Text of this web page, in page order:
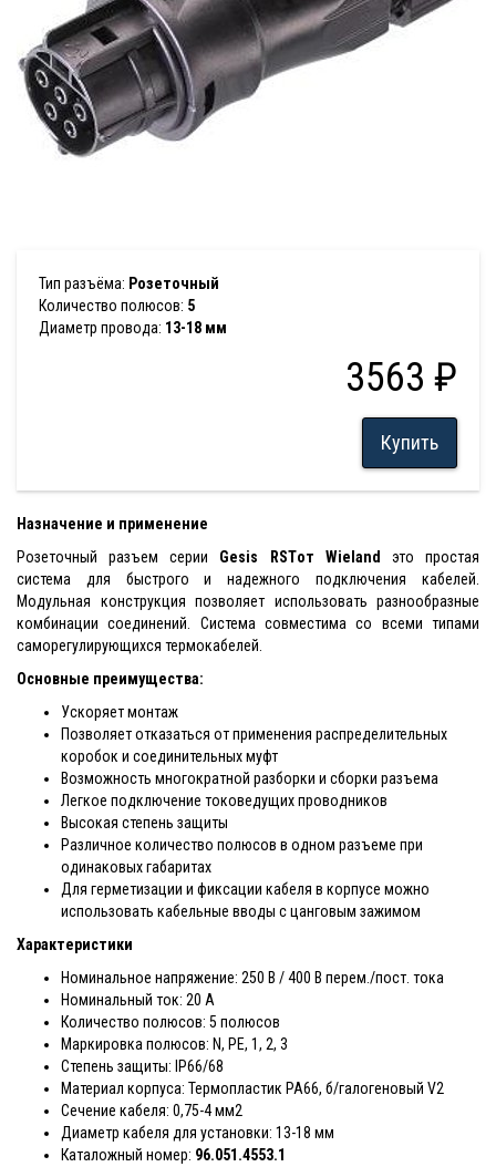
Тип разъёма: Розеточный
Количество полюсов: 5
Диаметр провода: 13-18 мм
3563 ₽
Купить
Назначение и применение
Розеточный разъем серии Gesis RSTот Wieland
это простая
система для быстрого и надежного подключения кабелей.
Модульная конструкция позволяет использовать разнообразные
комбинации соединений. Система совместима со всеми типами
саморегулирующихся термокабелей.
Основные преимущества:
Ускоряет монтаж
Позволяет отказаться от применения распределительных
коробок и соединительных муфт
Возможность многократной разборки и сборки разъема
Легкое подключение токоведущих проводников
Высокая степень защиты
Различное количество полюсов в одном разъеме при
одинаковых габаритах
Для герметизации и фиксации кабеля в корпусе можно
использовать кабельные вводы с цанговым зажимом
Характеристики
Номинальное напряжение: 250 В / 400 В перем./пост. тока
Номинальный ток: 20 А
Количество полюсов: 5 полюсов
Маркировка полюсов: N, PE, 1, 2, 3
Степень защиты: IP66/68
Материал корпуса: Термопластик РА66, б/галогеновый V2
Сечение кабеля: 0,75-4 мм2
Диаметр кабеля для установки: 13-18 мм
Каталожный номер: 96.051.4553.1